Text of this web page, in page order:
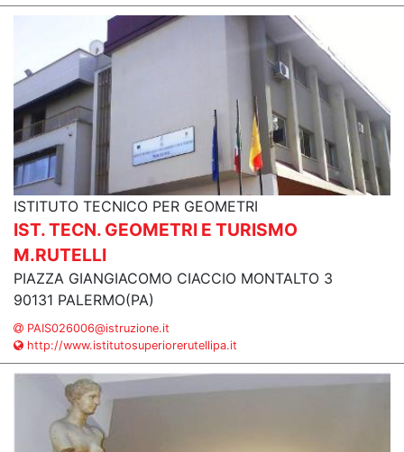
ISTITUTO TECNICO PER GEOMETRI
IST. TECN. GEOMETRI E TURISMO
M.RUTELLI
PIAZZA GIANGIACOMO CIACCIO MONTALTO 3
90131 PALERMO(PA)
PAIS026006@istruzione.it
http://www.istitutosuperiorerutellipa.it